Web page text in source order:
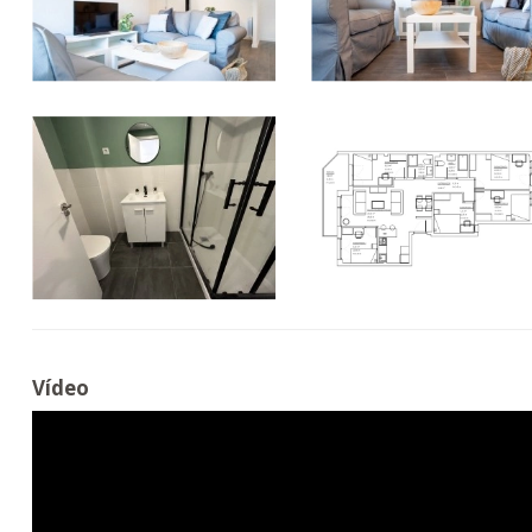
Vídeo